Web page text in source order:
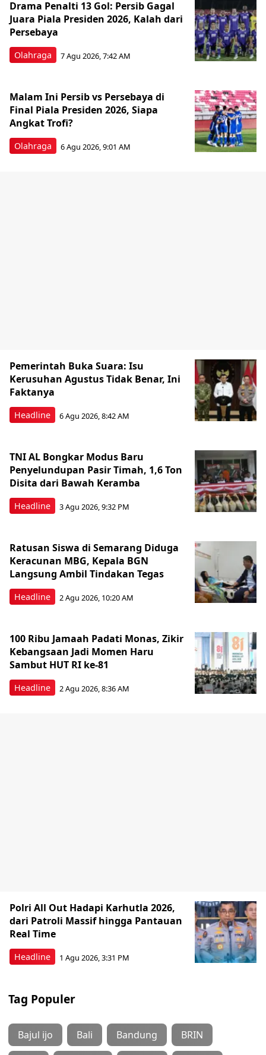
Olahraga
Drama Penalti 13 Gol: Persib Gagal
Juara Piala Presiden 2026, Kalah dari
Persebaya
7 Agu 2026, 7:42 AM
Olahraga
Malam Ini Persib vs Persebaya di
Final Piala Presiden 2026, Siapa
Angkat Trofi?
6 Agu 2026, 9:01 AM
Headline
Pemerintah Buka Suara: Isu
Kerusuhan Agustus Tidak Benar, Ini
Faktanya
6 Agu 2026, 8:42 AM
Headline
TNI AL Bongkar Modus Baru
Penyelundupan Pasir Timah, 1,6 Ton
Disita dari Bawah Keramba
3 Agu 2026, 9:32 PM
Headline
Ratusan Siswa di Semarang Diduga
Keracunan MBG, Kepala BGN
Langsung Ambil Tindakan Tegas
2 Agu 2026, 10:20 AM
Headline
100 Ribu Jamaah Padati Monas, Zikir
Kebangsaan Jadi Momen Haru
Sambut HUT RI ke-81
2 Agu 2026, 8:36 AM
Headline
Polri All Out Hadapi Karhutla 2026,
dari Patroli Massif hingga Pantauan
Real Time
1 Agu 2026, 3:31 PM
Tag Populer
Bajul ijo Bali Bandung BRIN